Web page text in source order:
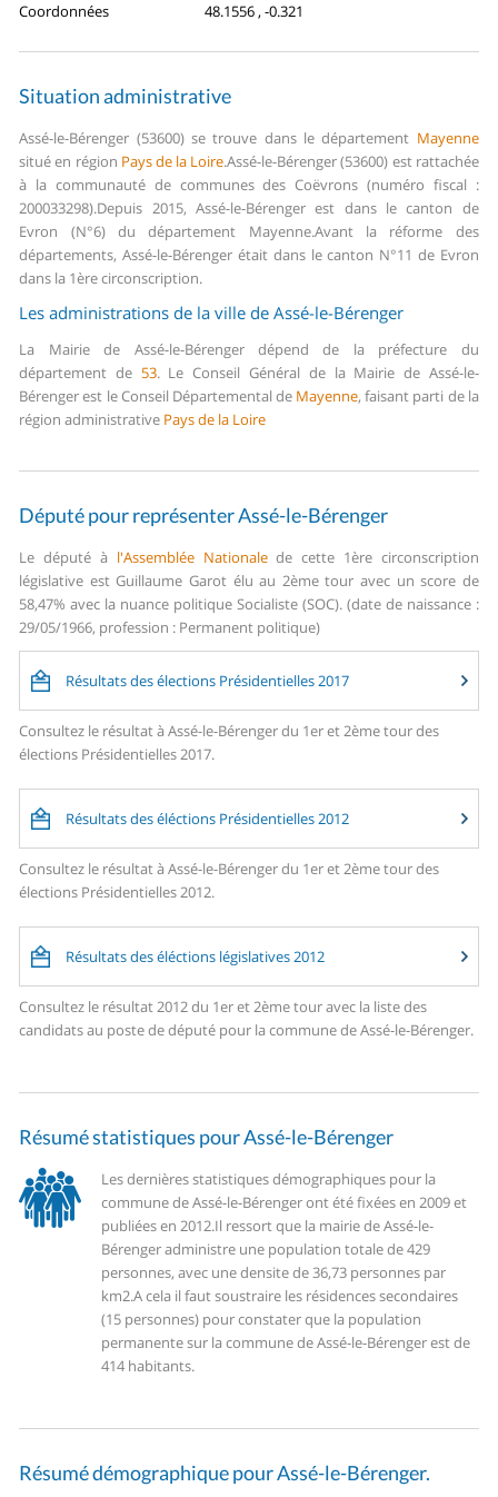
Coordonnées
48.1556 , -0.321
Situation administrative
Assé-le-Bérenger (53600) se trouve dans le département Mayenne
situé en région Pays de la Loire.Assé-le-Bérenger (53600) est rattachée
à la communauté de communes des Coëvrons (numéro fiscal :
200033298).Depuis 2015, Assé-le-Bérenger est dans le canton de
Evron (N°6) du département Mayenne.Avant la réforme des
départements, Assé-le-Bérenger était dans le canton N°11 de Evron
dans la 1ère circonscription.
Les administrations de la ville de Assé-le-Bérenger
La Mairie de Assé-le-Bérenger dépend de la préfecture du
département de 53.Le Conseil Général de la Mairie de Assé-le-
Bérenger est le Conseil Départemental de Mayenne, faisant parti de la
région administrative Pays de la Loire
Député pour représenter Assé-le-Bérenger
Le député à l'Assemblée Nationalede cette 1ère circonscription
législative est Guillaume Garot élu au 2ème tour avec un score de
58,47% avec la nuance politique Socialiste (SOC). (date de naissance :
29/05/1966, profession : Permanent politique)
Résultats des élections Présidentielles 2017
Consultez le résultat à Assé-le-Bérenger du 1er et 2ème tour des
élections Présidentielles 2017.
Résultats des éléctions Présidentielles 2012
Consultez le résultat à Assé-le-Bérenger du 1er et 2ème tour des
élections Présidentielles 2012.
Résultats des éléctions législatives 2012
Consultez le résultat 2012 du 1er et 2ème tour avec la liste des
candidats au poste de député pour la commune de Assé-le-Bérenger.
Résumé statistiques pour Assé-le-Bérenger
Les dernières statistiques démographiques pour la
commune de Assé-le-Bérenger ont été fixées en 2009 et
publiées en 2012.Il ressort que la mairie de Assé-le-
Bérenger administre une population totale de 429
personnes, avec une densite de 36,73 personnes par
km2.A cela il faut soustraire les résidences secondaires
(15 personnes) pour constater que la population
permanente sur la commune de Assé-le-Bérenger est de
414 habitants.
Résumé démographique pour Assé-le-Bérenger.